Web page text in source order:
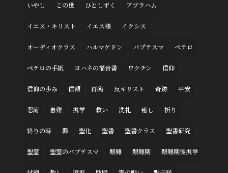
いやし この世 ひとしずく アブラハム
イエス・キリスト イエス様 イクシス
オーディオクラス ハルマゲドン バプテスマ ペテロ
ペテロの手紙 ヨハネの福音書 ワクチン 信仰
信仰の歩み 信頼 再臨 反キリスト 奇跡 平安
忍耐 患難 携挙 救い 洗礼 癒し 祈り
終りの時 罪 聖化 聖書 聖書クラス 聖書研究
聖霊 聖霊のバプテスマ 艱難 艱難期 艱難期後携挙